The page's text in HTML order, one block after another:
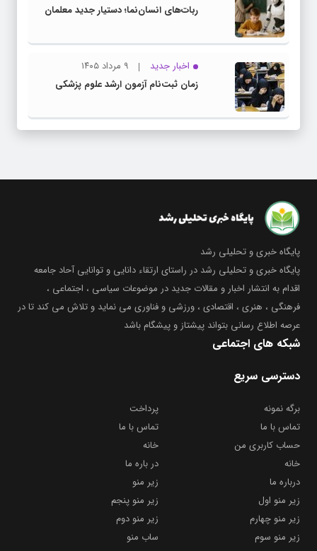
ربات‌های انسان‌نما؛ دستیار جدید معلمان
اخبار جدید
۹ مرداد ۱۴۰۵
زمان ثبت‌نام آزمون ارشد علوم پزشکی
پایگاه خبری و تحلیلی رشد
پایگاه خبری و تحلیلی رشد در راستای ارتقاء دانایی و توانایی آحاد جامعه
اقدام به انتشار اخبار و مقالات جدید در موضوعات سیاسی ، اجتماعی ،
فرهنگی ، هنری ، اقتصادی ، ورزشی و فناوری می نماید و تلاش می کند تا در
عرصه اطلاع رسانی بتواند پیشتاز و پیشگام باشد
شبکه های اجتماعی
دسترسی سریع
برگه نمونه
پرداخت
تماس با ما
تماس با ما
حساب کاربری من
خانه
خانه
در باره ما
درباره ما
زیر منو
زیر منو اول
زیر منو پنجم
زیر منو چهارم
زیر منو دوم
زیر منو سوم
ساب منو